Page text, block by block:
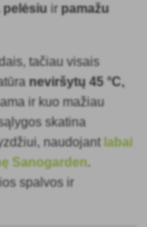
pelėsiu irpamažu
tačiau visais
neviršytų 45 °C,
ir kuo mažiau
skatina
naudojant labai
Sanogarden.
spalvos ir